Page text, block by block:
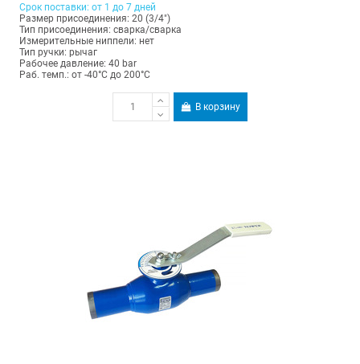
Срок поставки: от 1 до 7 дней
Размер присоединения: 20 (3/4")
Тип присоединения: сварка/сварка
Измерительные ниппели: нет
Тип ручки: рычаг
Рабочее давление: 40 bar
Раб. темп.: от -40°C до 200°C
В корзину